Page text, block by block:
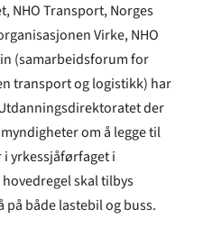
NHO Transport, Norges
Virke, NHO
(samarbeidsforum for
transport og logistikk) har
der
om å legge til
yrkessjåførfaget i
skal tilbys
både lastebil og buss.